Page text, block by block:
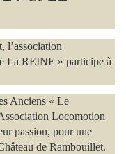
l’association
La REINE » participe à
Anciens « Le
Locomotion
passion, pour une
de Rambouillet.